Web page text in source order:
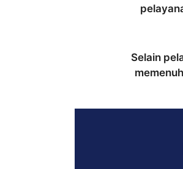
Selain